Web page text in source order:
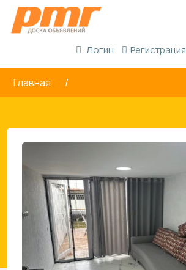
Логин Регистрация
Главная